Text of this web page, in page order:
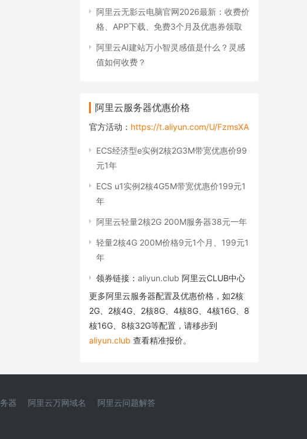
阿里云无影云电脑官网2026最新：收费价
格、APP下载、免费3个月及优惠券领取
阿里云AI建站万小智灵感值是什么？灵感
值如何收费？
阿里云服务器优惠价格
官方活动： https://t.aliyun.com/U/FzmsXA
ECS经济型e实例2核2G3M带宽优惠价99
元1年
ECS u1实例2核4G5M带宽优惠价199元1
年
阿里云轻量2核2G 200M服务器38元一年
轻量2核4G 200M价格9元1个月、199元1
年
领券链接： aliyun.club 阿里云CLUB中心
更多阿里云服务器配置及优惠价格，如2核
2G、2核4G、2核8G、4核8G、4核16G、8
核16G、8核32G等配置，请移步到
aliyun.club 查看精准报价。
器 阿里云万网域名 阿里云问题解答